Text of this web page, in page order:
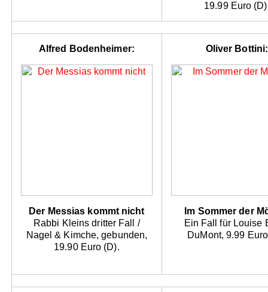
19.99 Euro
Alfred Bodenheimer:
Der Messias kommt nicht
Rabbi Kleins dritter Fall /
Nagel & Kimche, gebunden,
19.90 Euro (D).
Oliver Bottini:
Im Sommer der
Ein Fall für Louise
DuMont, 9.99